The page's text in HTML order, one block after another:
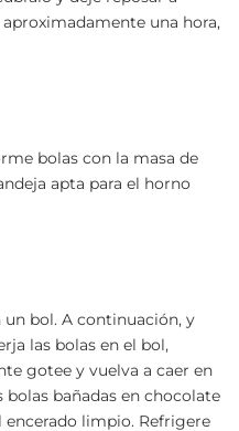
una hora,
bolas con la masa de
apta para el horno
bol. A continuación, y
las bolas en el bol,
gotee y vuelva a caer en
bolas bañadas en chocolate
encerado limpio. Refrigere